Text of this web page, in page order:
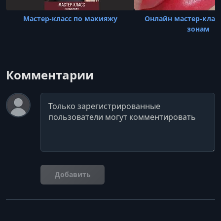
Мастер-класс по макияжу
Онлайн мастер-
зонам
Комментарии
Комментарий
Добавить